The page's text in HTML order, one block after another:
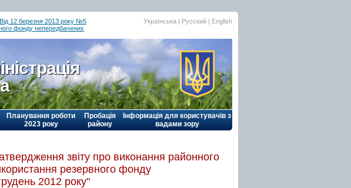
Від 12 березня 2013 року №5
фонду непередбачених
Українська | Русский | English
Планування роботи
2023 року
Пробація
району
Інформація для користувачів з
вадами зору
звіту про виконання районного
резервного фонду
2012 року"